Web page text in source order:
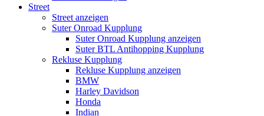
Street
Street anzeigen
Suter Onroad Kupplung
Suter Onroad Kupplung anzeigen
Suter BTL Antihopping Kupplung
Rekluse Kupplung
Rekluse Kupplung anzeigen
BMW
Harley Davidson
Honda
Indian